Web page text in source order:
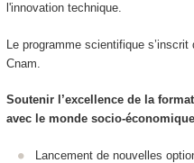
l'innovation technique.
Le programme scientifique
Cnam.
Soutenir l’excellence de la
avec le monde socio-
Lancement de nouvelles